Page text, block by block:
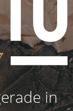
in